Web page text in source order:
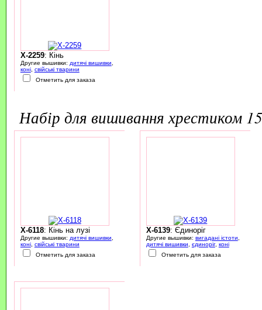
X-2259: Кінь
Другие вышивки: дитячі вишивки
коні, свійські тварини
Отметить для заказа
набір для вишивання хрестиком
X-6118: Кінь на лузі
Другие вышивки: дитячі вишивки
коні, свійські тварини
Отметить для заказа
X-6139: Єдиноріг
Другие вышивки: вигадані істоти
дитячі вишивки
єдиноріг, коні
Отметить для заказа